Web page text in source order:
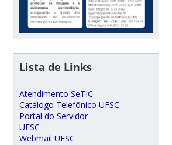
Lista de Links
Atendimento SeTIC
Catálogo Telefônico UFSC
Portal do Servidor
UFSC
Webmail UFSC